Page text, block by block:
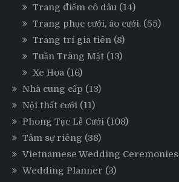
Trang điểm cô dâu (14)
Trang phục cưới, áo cưới. (55)
Trang trí gia tiên (8)
Tuần Trăng Mật (13)
Xe Hoa (16)
Nhà cung cấp (13)
Nội thất cưới (11)
Phong Tục Lễ Cưới (108)
Tâm sự riêng (38)
Vietnamese Wedding Ceremonies
Wedding Planner (3)